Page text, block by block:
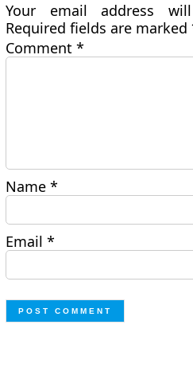
Your email address
Required fields are marked
Comment*
Name*
Email*